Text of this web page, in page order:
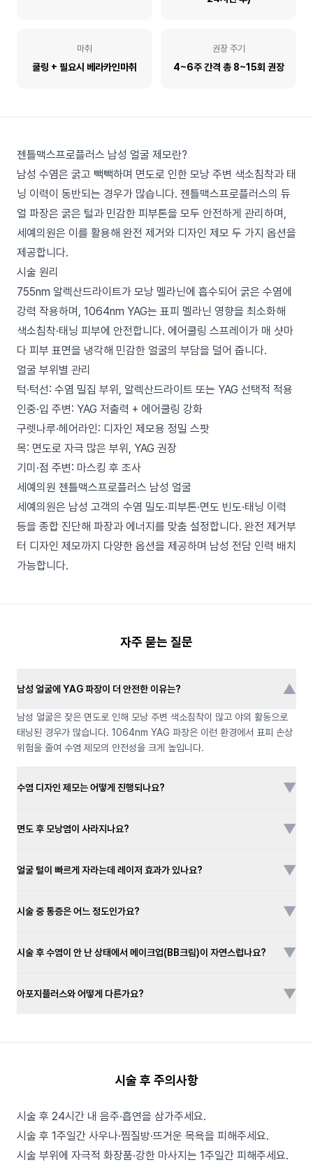
마취
쿨링 + 필요시 베라카인마취
권장 주기
4~6주 간격 총 8~15회 권장
젠틀맥스프로플러스 남성 얼굴 제모란?
남성 수염은 굵고 빽빽하며 면도로 인한 모낭 주변 색소침착과 태
닝 이력이 동반되는 경우가 많습니다. 젠틀맥스프로플러스의 듀
얼 파장은 굵은 털과 민감한 피부톤을 모두 안전하게 관리하며,
세예의원은 이를 활용해 완전 제거와 디자인 제모 두 가지 옵션을
제공합니다.
시술 원리
755nm 알렉산드라이트가 모낭 멜라닌에 흡수되어 굵은 수염에
강력 작용하며, 1064nm YAG는 표피 멜라닌 영향을 최소화해
색소침착·태닝 피부에 안전합니다. 에어쿨링 스프레이가 매 샷마
다 피부 표면을 냉각해 민감한 얼굴의 부담을 덜어 줍니다.
얼굴 부위별 관리
턱·턱선: 수염 밀집 부위, 알렉산드라이트 또는 YAG 선택적 적용
인중·입 주변: YAG 저출력 + 에어쿨링 강화
구렛나루·헤어라인: 디자인 제모용 정밀 스팟
목: 면도로 자극 많은 부위, YAG 권장
기미·점 주변: 마스킹 후 조사
세예의원 젠틀맥스프로플러스 남성 얼굴
세예의원은 남성 고객의 수염 밀도·피부톤·면도 빈도·태닝 이력
등을 종합 진단해 파장과 에너지를 맞춤 설정합니다. 완전 제거부
터 디자인 제모까지 다양한 옵션을 제공하며 남성 전담 인력 배치
가능합니다.
자주 묻는 질문
남성 얼굴에 YAG 파장이 더 안전한 이유는? ▼
남성 얼굴은 잦은 면도로 인해 모낭 주변 색소침착이 많고 야외 활동으로
태닝된 경우가 많습니다. 1064nm YAG 파장은 이런 환경에서 표피 손상
위험을 줄여 수염 제모의 안전성을 크게 높입니다.
수염 디자인 제모는 어떻게 진행되나요? ▼
면도 후 모낭염이 사라지나요? ▼
얼굴 털이 빠르게 자라는데 레이저 효과가 있나요? ▼
시술 중 통증은 어느 정도인가요? ▼
시술 후 수염이 안 난 상태에서 메이크업(BB크림)이 자연스럽나요? ▼
아포지플러스와 어떻게 다른가요? ▼
시술 후 주의사항
시술 후 24시간 내 음주·흡연을 삼가주세요.
시술 후 1주일간 사우나·찜질방·뜨거운 목욕을 피해주세요.
시술 부위에 자극적 화장품·강한 마사지는 1주일간 피해주세요.